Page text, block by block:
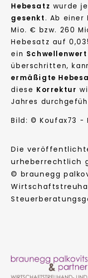
Hebesatz wurde
gesenkt. Ab einer
Mio. € bzw. 260
Hebesatz auf
ein Schwellenwert
überschritten,
ermäßigte
diese Korrektur
Jahres
Bild: © Koufax73 -
Die
urheberrechtlich
© braunegg